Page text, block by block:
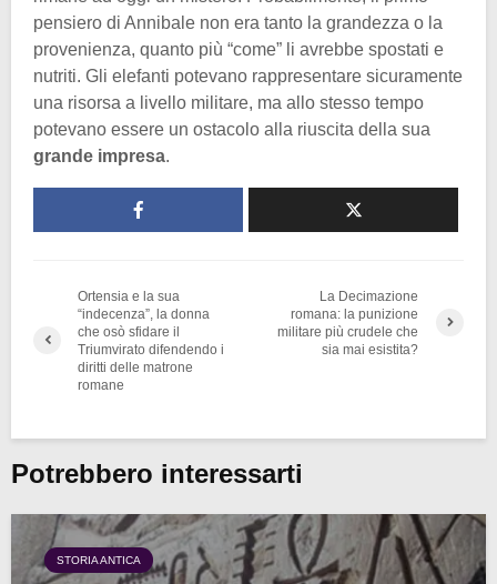
pensiero di Annibale non era tanto la grandezza o la
provenienza, quanto più “come” li avrebbe spostati e
nutriti. Gli elefanti potevano rappresentare sicuramente
una risorsa a livello militare, ma allo stesso tempo
potevano essere un ostacolo alla riuscita della sua
grande impresa.
Ortensia e la sua
“indecenza”, la donna
che osò sfidare il
Triumvirato difendendo i
diritti delle matrone
romane
La Decimazione
romana: la punizione
militare più crudele che
sia mai esistita?
Potrebbero interessarti
STORIA ANTICA